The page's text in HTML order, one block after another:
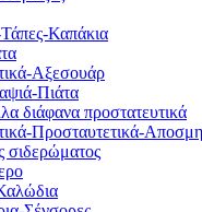
Καπάκια
Αξεσουάρ
Πιάτα
διάφανα προστατευτικά
Προσταυτετικά-
σιδερώματος